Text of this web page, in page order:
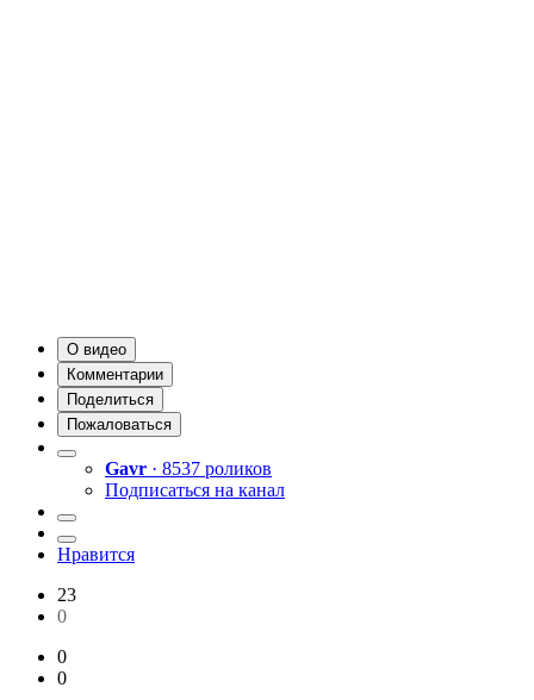
О видео
Комментарии
Поделиться
Пожаловаться
Gavr · 8537 роликов
Подписаться на канал
Нравится
23
0
0
0